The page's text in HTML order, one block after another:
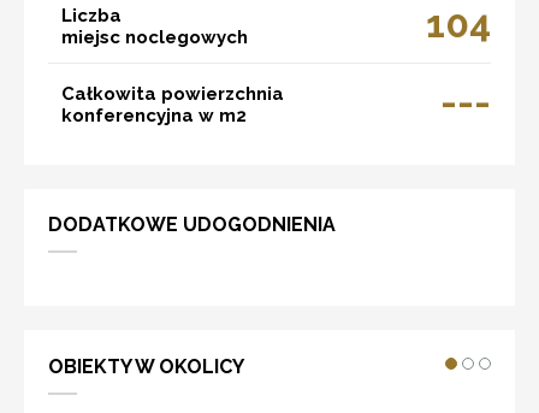
Liczba
miejsc noclegowych
104
Całkowita powierzchnia
konferencyjna w m2
---
DODATKOWE UDOGODNIENIA
OBIEKTY W OKOLICY